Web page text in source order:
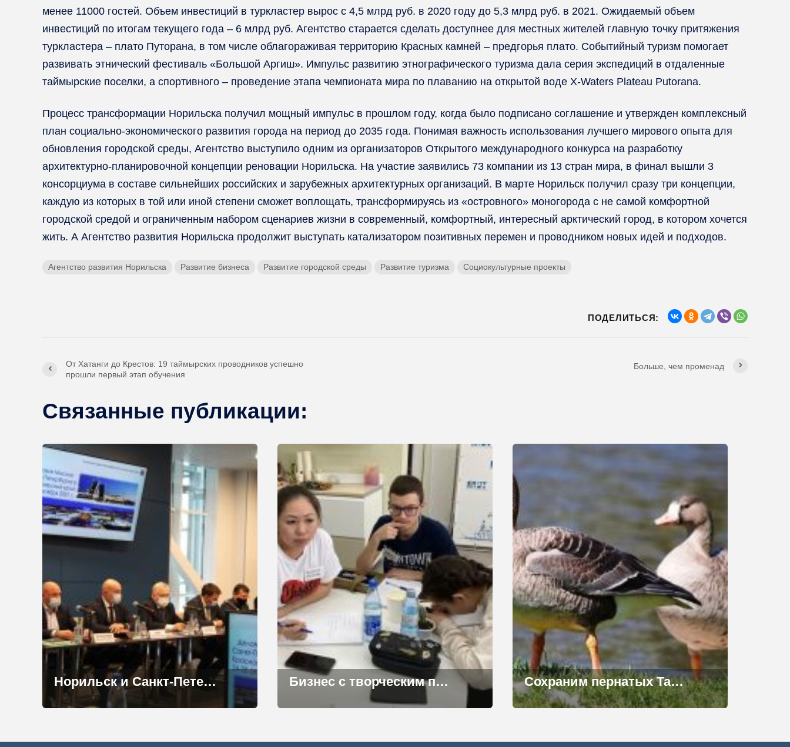
менее 11000 гостей. Объем инвестиций в туркластер вырос с 4,5 млрд руб. в 2020 году до 5,3 млрд руб. в 2021. Ожидаемый объем
инвестиций по итогам текущего года – 6 млрд руб. Агентство старается сделать доступнее для местных жителей главную точку притяжения
туркластера – плато Путорана, в том числе облагораживая территорию Красных камней – предгорья плато. Событийный туризм помогает
развивать этнический фестиваль «Большой Аргиш». Импульс развитию этнографического туризма дала серия экспедиций в отдаленные
таймырские поселки, а спортивного – проведение этапа чемпионата мира по плаванию на открытой воде X-Waters Plateau Putorana.
Процесс трансформации Норильска получил мощный импульс в прошлом году, когда было подписано соглашение и утвержден комплексный
план социально-экономического развития города на период до 2035 года. Понимая важность использования лучшего мирового опыта для
обновления городской среды, Агентство выступило одним из организаторов Открытого международного конкурса на разработку
архитектурно-планировочной концепции реновации Норильска. На участие заявились 73 компании из 13 стран мира, в финал вышли 3
консорциума в составе сильнейших российских и зарубежных архитектурных организаций. В марте Норильск получил сразу три концепции,
каждую из которых в той или иной степени сможет воплощать, трансформируясь из «островного» моногорода с не самой комфортной
городской средой и ограниченным набором сценариев жизни в современный, комфортный, интересный арктический город, в котором хочется
жить. А Агентство развития Норильска продолжит выступать катализатором позитивных перемен и проводником новых идей и подходов.
Агентство развития Норильска Развитие бизнеса Развитие городской среды Развитие туризма Социокультурные проекты
ПОДЕЛИТЬСЯ:
От Хатанги до Крестов: 19 таймырских проводников успешно
прошли первый этап обучения
Больше, чем променад
Связанные публикации:
Норильск и Санкт-Петербург развивают бизнес-диалог Бизнес с творческим подходом Сохраним пернатых Таймыра!